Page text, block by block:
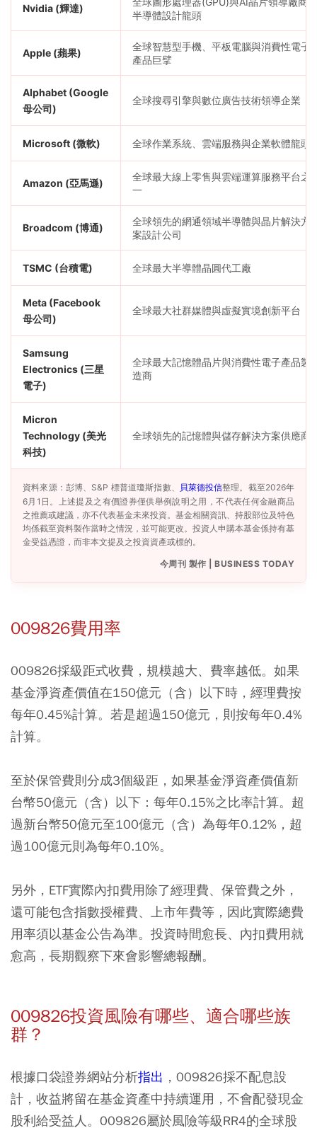
Nvidia (輝達)
半導體設計龍頭
Apple (蘋果)
全球智慧型手機、平板電腦與消費性電子
產品巨擘
Alphabet (Google
母公司)
全球搜尋引擎與數位廣告技術領導企業
Microsoft (微軟) 全球作業系統、雲端服務與企業軟體龍頭
Amazon (亞馬遜)
全球最大線上零售與雲端運算服務平台之
一
Broadcom (博通)
全球領先的網通領域半導體與晶片解決方
案設計公司
TSMC (台積電) 全球最大半導體晶圓代工廠
Meta (Facebook
母公司)
全球最大社群媒體與虛擬實境創新平台
Samsung
Electronics (三星
電子)
全球最大記憶體晶片與消費性電子產品製
造商
Micron
Technology (美光
科技)
全球領先的記憶體與儲存解決方案供應商
資料來源：彭博、S&P 標普道瓊斯指數、 貝萊德投信整理。截至2026年
6月1日。上述提及之有價證券僅供舉例說明之用，不代表任何金融商品
之推薦或建議，亦不代表基金未來投資。基金相關資訊、持股部位及特色
均係截至資料製作當時之情況，並可能更改。投資人申購本基金係持有基
金受益憑證，而非本文提及之投資資產或標的。
今周刊 製作 | BUSINESS TODAY
009826費用率
009826採級距式收費，規模越大、費率越低。如果
基金淨資產價值在150億元（含）以下時，經理費按
每年0.45%計算。若是超過150億元，則按每年0.4%
計算。
至於保管費則分成3個級距，如果基金淨資產價值新
台幣50億元（含）以下：每年0.15%之比率計算。超
過新台幣50億元至100億元（含）為每年0.12%，超
過100億元則為每年0.10%。
另外，ETF實際內扣費用除了經理費、保管費之外，
還可能包含指數授權費、上市年費等，因此實際總費
用率須以基金公告為準。投資時間愈長、內扣費用就
愈高，長期觀察下來會影響總報酬。
009826投資風險有哪些、適合哪些族
群？
根據口袋證券網站分析指出 ，009826採不配息設
計，收益將留在基金資產中持續運用，不會配發現金
股利給受益人。009826屬於風險等級RR4的全球股